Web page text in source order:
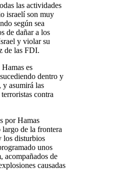
las actividades
israelí son muy
según sea
de dañar a los
y violar su
de las FDI.
es
dentro y
y asumirá las
contra
por Hamas
largo de la frontera
los disturbios
unos
acompañados de
causadas